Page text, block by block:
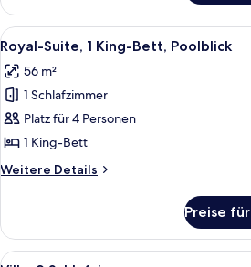
2 Queen-
Betten,
Poolblick
(Caribe)
Alle
Fotos
für
Royal-
Suite,
1 King-
Bett,
Poolblick
Ein
6
Royal-Suite, 1 King-Bett, Poolblick
56 m²
1 Schlafzimmer
Platz für 4 Personen
1 King-Bett
Weitere Details
Weitere
Suite,
1 King-
Preise
Alle
Ein